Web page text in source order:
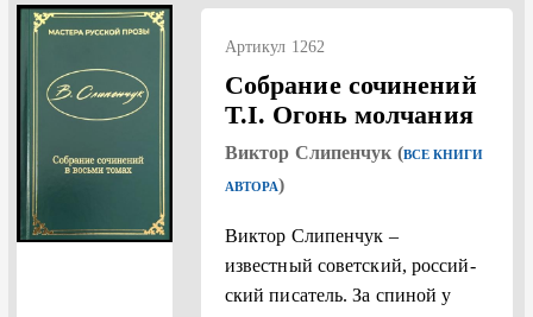
Артикул 1262
Собрание сочинений
Т.I. Огонь молчания
Виктор Слипенчук (ВСЕ КНИГИ
АВТОРА)
Виктор Слипенчук –
известный советский, россий-
ский писатель. За спиной у